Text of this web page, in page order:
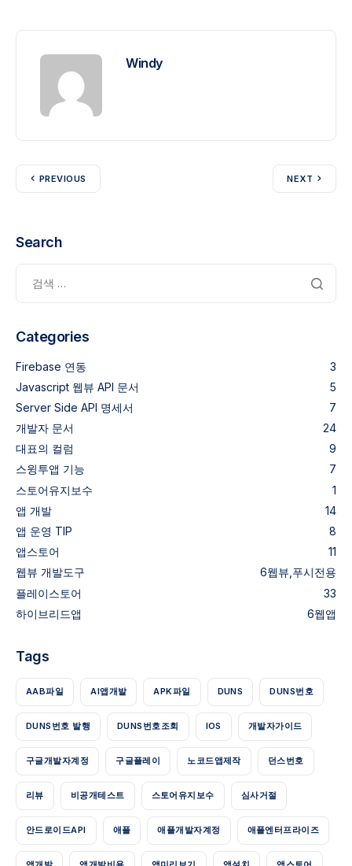
Windy
PREVIOUS NEXT
Search
Categories
Firebase 연동
3
Javascript 웹뷰 API 문서
5
Server Side API 명세서
7
개발자 문서
24
대표의 컬럼
9
스윙투앱 기능
7
스토어유지보수
1
앱 개발
14
앱 운영 TIP
8
앱스토어
11
웹뷰
웹뷰,푸시전용
개발도구
6
플레이스토어
33
하이브리드앱
웹앱
6
Tags
AAB파일 AI앱개발 APK파일 DUNS DUNS번호
DUNS번호 발행 DUNS번호조회 IOS 개발자가이드
구글개발자계정 구글플레이 노코드앱제작 던스번호
리뷰 비공개테스트 스토어유지보수 심사거절
안드로이드API 애플 애플개발자계정 애플엔터프라이즈